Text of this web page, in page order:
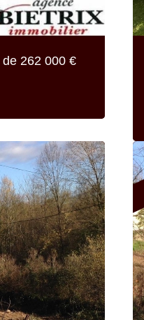
de 262 000 €